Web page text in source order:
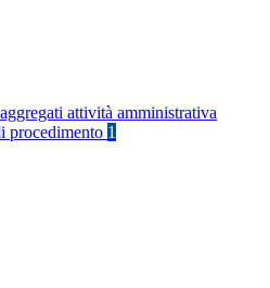
attività amministrativa
procedimento 1